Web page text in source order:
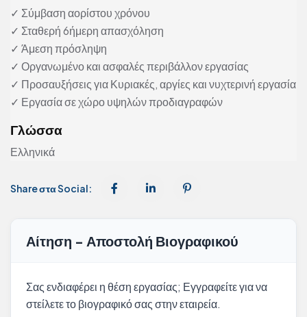
✓ Σύμβαση αορίστου χρόνου
✓ Σταθερή 6ήμερη απασχόληση
✓ Άμεση πρόσληψη
✓ Οργανωμένο και ασφαλές περιβάλλον εργασίας
✓ Προσαυξήσεις για Κυριακές, αργίες και νυχτερινή εργασία
✓ Εργασία σε χώρο υψηλών προδιαγραφών
Γλώσσα
Ελληνικά
Share στα Social:
Αίτηση - Αποστολή Βιογραφικού
Σας ενδιαφέρει η θέση εργασίας; Εγγραφείτε για να
στείλετε το βιογραφικό σας στην εταιρεία.